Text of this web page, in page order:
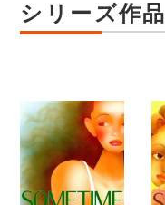
シリーズ作品